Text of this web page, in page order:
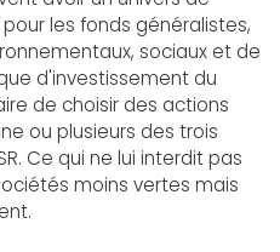
les fonds généralistes,
sociaux et de
d'investissement du
de choisir des actions
ou plusieurs des trois
Ce qui ne lui interdit pas
moins vertes mais